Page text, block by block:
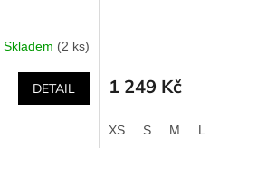
Skladem (2 ks)
DETAIL 1 249 Kč
XS S M L